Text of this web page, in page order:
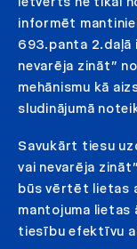
informēt
693.panta 2.daļā
nevarēja zināt”
mehānismu kā
sludinājumā
Savukārt tiesu
vai nevarēja
būs vērtēt lietas
mantojuma lietas
tiesību efektīvu